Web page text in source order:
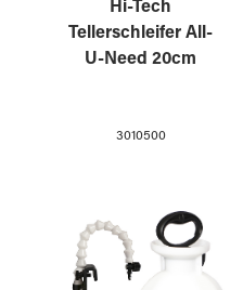
Hi-Tech
Tellerschleifer All-
U-Need 20cm
3010500